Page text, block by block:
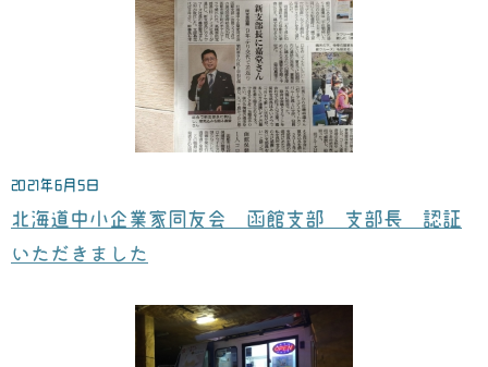
2021年6月5日
北海道中小企業家同友会 函館支部 支部長 認証
いただきました